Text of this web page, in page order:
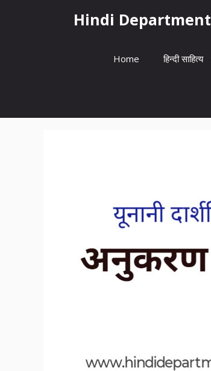
Hindi Department
Home हिन्दी साहित्य